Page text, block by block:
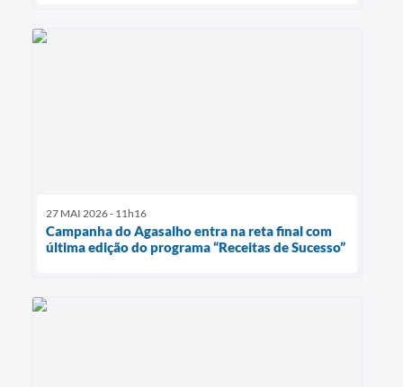
27 MAI 2026 - 11h16
Campanha do Agasalho entra na reta final com
última edição do programa “Receitas de Sucesso”